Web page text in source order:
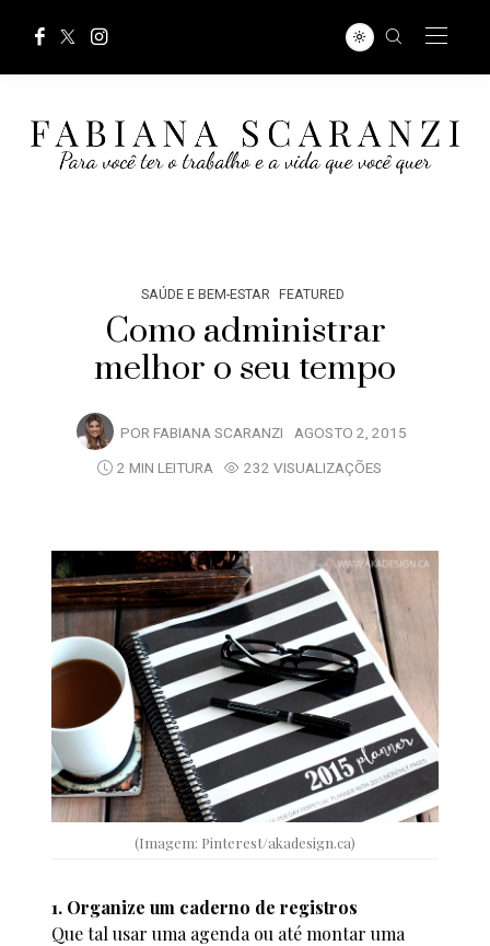
SAÚDE E BEM-ESTAR FEATURED
Como administrar
melhor o seu tempo
POR FABIANA SCARANZI AGOSTO 2, 2015
2 MIN LEITURA
232 VISUALIZAÇÕES
(Imagem: Pinterest/akadesign.ca)
1. Organize um caderno de registros
Que tal usar uma agenda ou até montar uma